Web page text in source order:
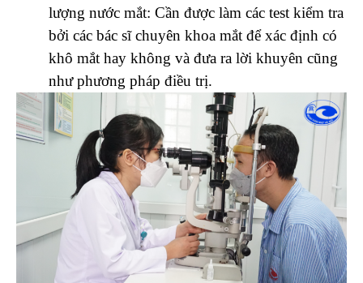
lượng nước mắt: Cần được làm các test kiểm tra
bởi các bác sĩ chuyên khoa mắt để xác định có
khô mắt hay không và đưa ra lời khuyên cũng
như phương pháp điều trị.